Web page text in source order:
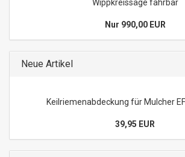
Wippkreissäge fahrbar
Nur 990,00 EUR
Neue Artikel
Keilriemenabdeckung für Mulcher
39,95 EUR